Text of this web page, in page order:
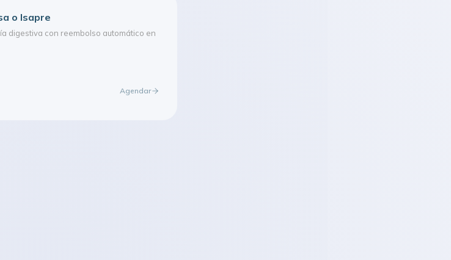
o Isapre
digestiva con reembolso automático en
Agendar